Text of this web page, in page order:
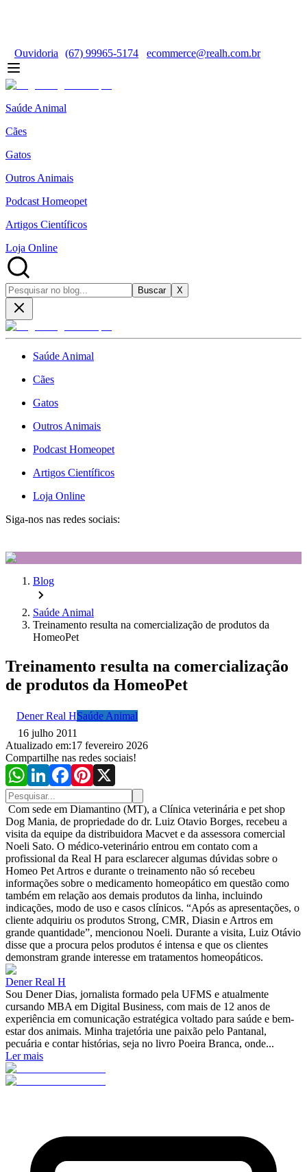
Ouvidoria (67) 99965-5174 ecommerce@realh.com.br
Saúde Animal
Cães
Gatos
Outros Animais
Podcast Homeopet
Artigos Científicos
Loja Online
Buscar X
Saúde Animal
Cães
Gatos
Outros Animais
Podcast Homeopet
Artigos Científicos
Loja Online
Siga-nos nas redes sociais:
Blog
Saúde Animal
Treinamento resulta na comercialização de produtos da
HomeoPet
Treinamento resulta na comercialização
de produtos da HomeoPet
Dener Real HSaúde Animal
16 julho 2011
Atualizado em:17 fevereiro 2026
Compartilhe nas redes sociais!
Com sede em Diamantino (MT), a Clínica veterinária e pet shop
Dog Mania, de propriedade do dr. Luiz Otavio Borges, recebeu a
visita da equipe da distribuidora Macvet e da assessora comercial
Noeli Sato. O médico-veterinário entrou em contato com a
profissional da Real H para esclarecer algumas dúvidas sobre o
Homeo Pet Artros e durante o treinamento não só recebeu
informações sobre o medicamento homeopático em questão como
também em relação aos demais produtos da linha, incluindo
indicações, modo de uso e casos clínicos. “Após as apresentações, o
cliente adquiriu os produtos Strong, CMR, Diasin e Artros em
grande quantidade”, mencionou Noeli. Durante a visita, Luiz Otávio
disse que a procura pelos produtos é intensa e que os clientes
demonstram grande interesse em tratamentos homeopáticos.
Dener Real H
Sou Dener Dias, jornalista formado pela UFMS e atualmente
cursando MBA em Digital Business, com mais de 12 anos de
experiência em comunicação estratégica voltado para saúde e bem-
estar dos animais. Minha trajetória une paixão pelo Pantanal,
pecuária e contar histórias, seja no livro Poeira Branca, onde...
Ler mais